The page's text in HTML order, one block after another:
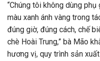
“Chúng tôi không dùng
màu xanh ánh vàng trong
đúng giờ, đúng cách, chế
chè Hoài Trung,” bà Mão
hương vị, quy trình sản